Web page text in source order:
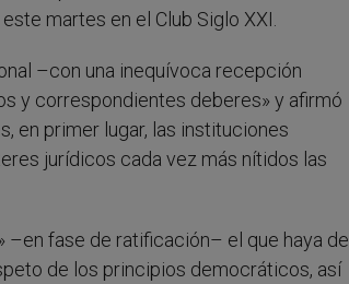
martes en el Club Siglo XXI.
–con una inequívoca recepción
y correspondientes deberes» y afirmó
en primer lugar, las instituciones
jurídicos cada vez más nítidos las
–en fase de ratificación– el que haya de
de los principios democráticos, así